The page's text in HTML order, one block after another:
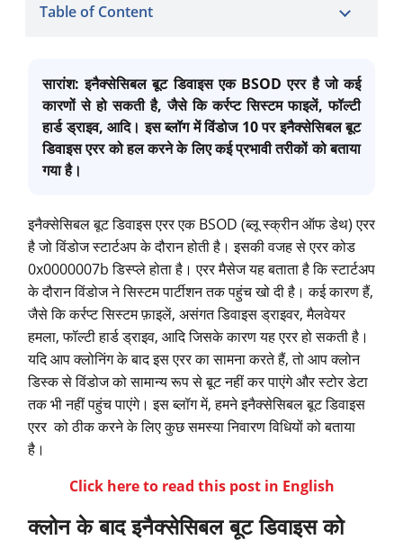
Table of Content
सारांश: इनैक्सेसिबल बूट डिवाइस एक BSOD एरर है जो कई
कारणों से हो सकती है, जैसे कि कर्रप्ट सिस्टम फाइलें, फॉल्टी
हार्ड ड्राइव, आदि। इस ब्लॉग में विंडोज 10 पर इनैक्सेसिबल बूट
डिवाइस एरर को हल करने के लिए कई प्रभावी तरीकों को बताया
गया है।
इनैक्सेसिबल बूट डिवाइस एरर एक BSOD (ब्लू स्क्रीन ऑफ डेथ) एरर
है जो विंडोज स्टार्टअप के दौरान होती है। इसकी वजह से एरर कोड
0x0000007b डिस्प्ले होता है। एरर मैसेज यह बताता है कि स्टार्टअप
के दौरान विंडोज ने सिस्टम पार्टीशन तक पहुंच खो दी है। कई कारण हैं,
जैसे कि कर्रप्ट सिस्टम फ़ाइलें, असंगत डिवाइस ड्राइवर, मैलवेयर
हमला, फॉल्टी हार्ड ड्राइव, आदि जिसके कारण यह एरर हो सकती है।
यदि आप क्लोनिंग के बाद इस एरर का सामना करते हैं, तो आप क्लोन
डिस्क से विंडोज को सामान्य रूप से बूट नहीं कर पाएंगे और स्टोर डेटा
तक भी नहीं पहुंच पाएंगे। इस ब्लॉग में, हमने इनैक्सेसिबल बूट डिवाइस
एरर को ठीक करने के लिए कुछ समस्या निवारण विधियों को बताया
है।
Click here to read this post in English
क्लोनकेबादइनैक्सेसिबलबूटडिवाइसको